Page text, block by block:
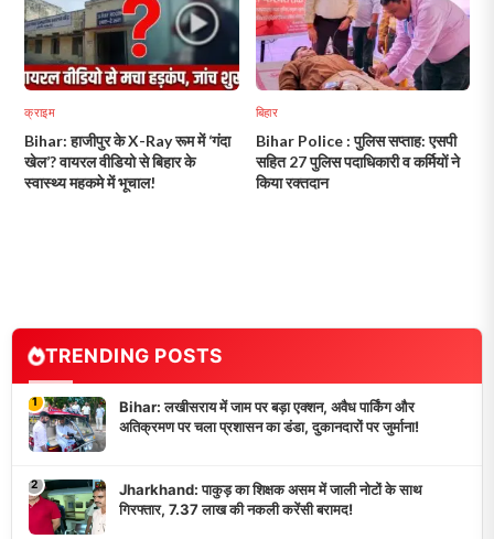
क्राइम
Bihar: हाजीपुर के X-Ray रूम में ‘गंदा
खेल’? वायरल वीडियो से बिहार के
स्वास्थ्य महकमे में भूचाल!
बिहार
Bihar Police : पुलिस सप्ताह: एसपी
सहित 27 पुलिस पदाधिकारी व कर्मियों ने
किया रक्तदान
TRENDING POSTS
1
Bihar: लखीसराय में जाम पर बड़ा एक्शन, अवैध पार्किंग और
अतिक्रमण पर चला प्रशासन का डंडा, दुकानदारों पर जुर्माना!
2
Jharkhand: पाकुड़ का शिक्षक असम में जाली नोटों के साथ
गिरफ्तार, 7.37 लाख की नकली करेंसी बरामद!